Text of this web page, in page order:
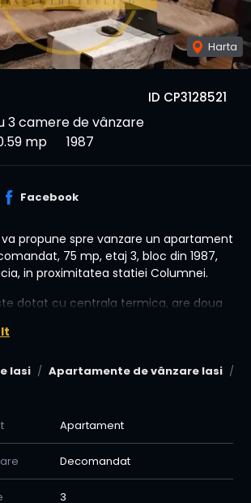
ID CP3128521
3 camere de vânzare
mp 1987
Harta
Iasi Apartamente de vânzare Iasi
Facebook
propune spre vanzare un apartament
75 mp, etaj 3, bloc din 1987,
in proximitatea statiei Columnei.
dotat cu centrala termica, are doua
mobilat.
si asistenta permanenta pana la
de vanzare cumparare (relatia
banca-notar, cat si alte institutii)
de creditare avand o relatie de
Apartament
Decomandat
3